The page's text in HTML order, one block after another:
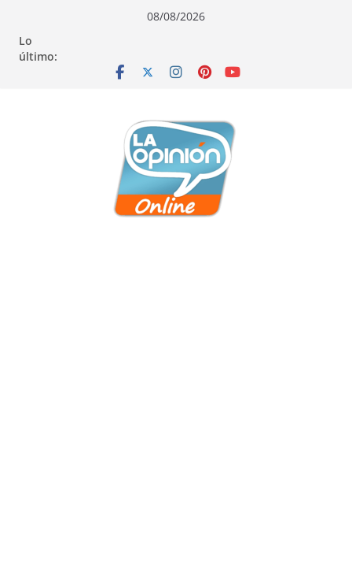
contenido
navegación
contenido
08/08/2026
Lo
último: